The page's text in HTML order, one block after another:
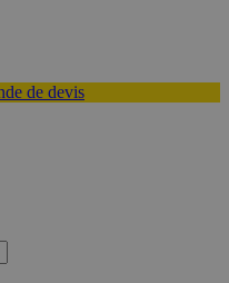
de devis